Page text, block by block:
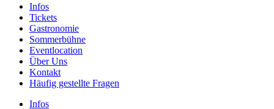
Infos
Tickets
Gastronomie
Sommerbühne
Eventlocation
Über Uns
Kontakt
Häufig gestellte Fragen
Infos